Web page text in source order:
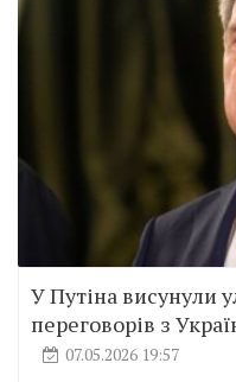
У Путіна висунули
переговорів з
07.05.2026 19:57